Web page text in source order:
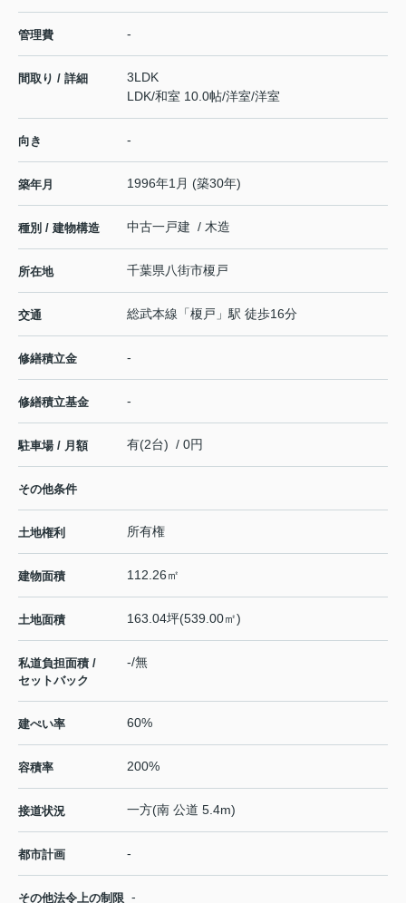
管理費 -
間取り / 詳細
3LDK
LDK/和室 10.0帖/洋室/洋室
向き -
築年月 1996年1月 (築30年)
種別 / 建物構造 中古一戸建 / 木造
所在地 千葉県八街市榎戸
交通 総武本線 「榎戸 」駅 徒歩16分
修繕積立金 -
修繕積立基金 -
駐車場 / 月額 有(2台) / 0円
その他条件
土地権利 所有権
建物面積 112.26㎡
土地面積 163.04坪(539.00㎡)
私道負担面積 /
セットバック
-/無
建ぺい率 60%
容積率 200%
接道状況 一方(南 公道 5.4m)
都市計画 -
その他法令上の制限 -